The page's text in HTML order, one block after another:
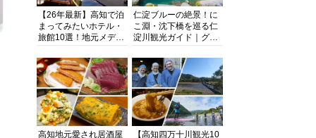
【26年最新】高知で泊
まってみたいホテル・
旅館10選！地元メディ
厳選
仁淀ブルーの絶景！に
こ淵・沈下橋を巡る仁
淀川観光ガイド｜グル
まで完全網羅！
高知地元愛され居酒屋 【高知四万十川観光10